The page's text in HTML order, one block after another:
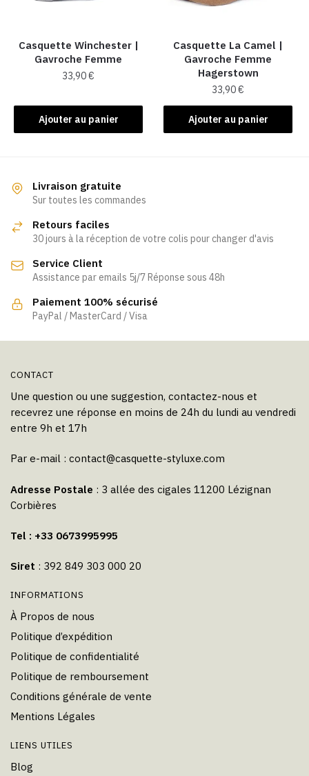
Casquette Winchester |
Gavroche Femme
33,90€
Ajouter au panier
Casquette La Camel​ |
Gavroche Femme
Hagerstown
33,90€
Ajouter au panier
Livraison gratuite
Sur toutes les commandes
Retours faciles
30 jours à la réception de votre colis pour changer d'avis
Service Client
Assistance par emails 5j/7 Réponse sous 48h
Paiement 100% sécurisé
PayPal / MasterCard / Visa
CONTACT
Une question ou une suggestion, contactez-nous et
recevrez une réponse en moins de 24h du lundi au vendredi
entre 9h et 17h
Par e-mail : contact@casquette-styluxe.com
Adresse Postale : 3 allée des cigales 11200 Lézignan
Corbières
Tel : +33 0673995995
Siret : 392 849 303 000 20
INFORMATIONS
À Propos de nous
Politique d’expédition
Politique de confidentialité
Politique de remboursement
Conditions générale de vente
Mentions Légales
LIENS UTILES
Blog